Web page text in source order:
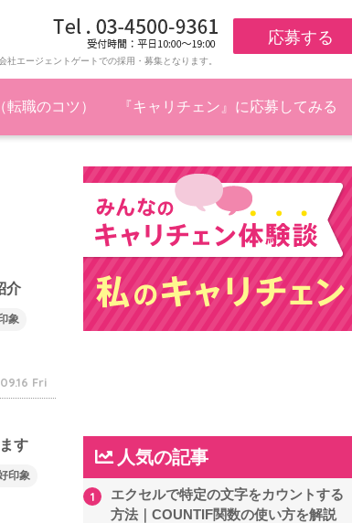
応募する
社エージェントゲートでの採用・募集となります。
職のコツ） 『キャリチェン』に応募してみる
介
象
Fri
す
印象
人気の記事
1
エクセルで特定の文字をカウントする
方法｜COUNTIF関数の使い方を解説